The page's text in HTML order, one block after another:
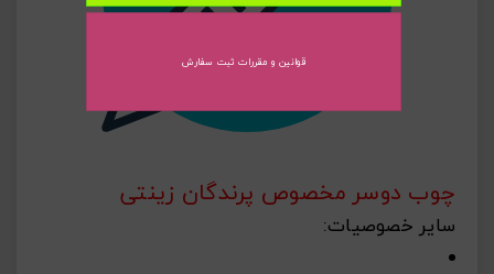
چوب دوسر مخصوص پرندگان زینتی
سایر خصوصیات:
قوانین و مقررات ثبت سفارش